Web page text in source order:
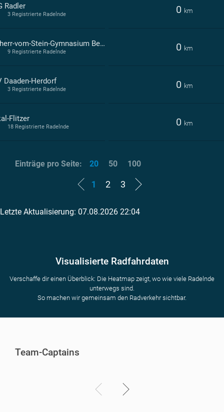
Radler 0 km
3 Registrierte Radelnde
Freiherr-vom-Stein-Gymnasium Betzdorf 2026 0 km
9 Registrierte Radelnde
Daaden-Herdorf 0 km
3 Registrierte Radelnde
Flitzer 0 km
18 Registrierte Radelnde
1 2 3
Letzte Aktualisierung: 07.08.2026 22:04
Einträge pro Seite: 20 50 100
Visualisierte Radfahrdaten
Verschaffe dir einen Überblick: Die Heatmap zeigt, wo wie viele Radelnde
unterwegs sind.
So machen wir gemeinsam den Radverkehr sichtbar.
Team-Captains